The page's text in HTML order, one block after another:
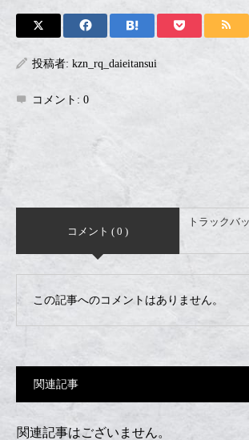
投稿者: kzn_rq_daieitansui
コメント: 0
コメント ( 0 )
トラックバ
この記事へのコメントはありません。
関連記事
関連記事はございません。